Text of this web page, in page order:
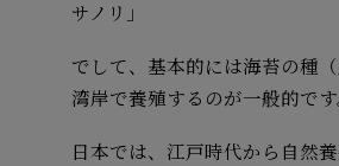
サノリ」
でして、基本的には海苔の種（
湾岸で養殖するのが一般的です
日本では、江戸時代から自然養